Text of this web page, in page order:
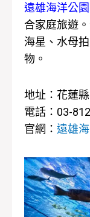
遠雄海洋公園
合家庭旅遊
海星、水母
物。
地址：花蓮
電話：03-
官網： 遠雄